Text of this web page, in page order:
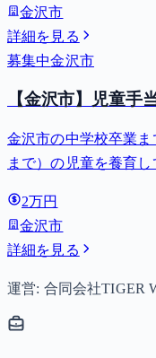
金沢市
詳細を見る
募集中金沢市
【金沢市】児童手
金沢市の中学校卒業ま
まで）の児童を養育
子以降は15,000円）、
2万円
金沢市
詳細を見る
運営: 合同会社TIGER